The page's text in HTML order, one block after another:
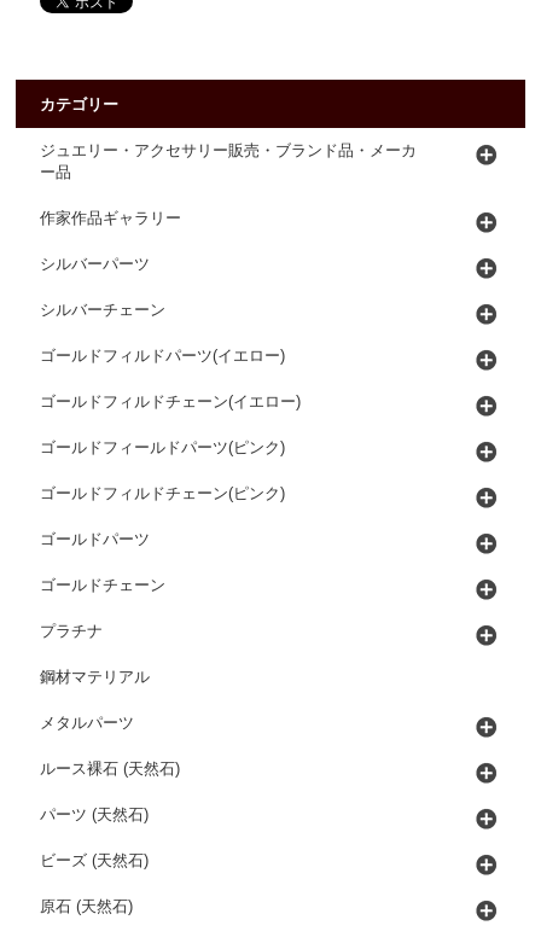
カテゴリー
ジュエリー・アクセサリー販売・ブランド品・メーカ
ー品
作家作品ギャラリー
シルバーパーツ
シルバーチェーン
ゴールドフィルドパーツ(イエロー)
ゴールドフィルドチェーン(イエロー)
ゴールドフィールドパーツ(ピンク)
ゴールドフィルドチェーン(ピンク)
ゴールドパーツ
ゴールドチェーン
プラチナ
鋼材マテリアル
メタルパーツ
ルース裸石 (天然石)
パーツ (天然石)
ビーズ (天然石)
原石 (天然石)